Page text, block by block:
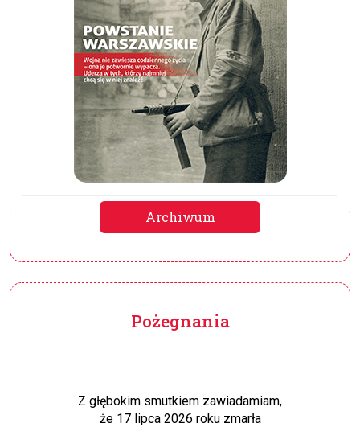
Archiwum
Pożegnania
Z głębokim smutkiem zawiadamiam,
że 17 lipca 2026 roku zmarła